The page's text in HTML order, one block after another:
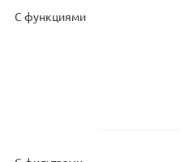
С функциями